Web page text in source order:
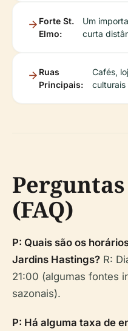
Forte St.
Elmo:
Um
curta
Ruas
Principais:
Cafés,
culturais
(FAQ)
P: Quais são os
Jardins Hastings? R:
21:00 (algumas fontes
sazonais).
P: Há alguma taxa de